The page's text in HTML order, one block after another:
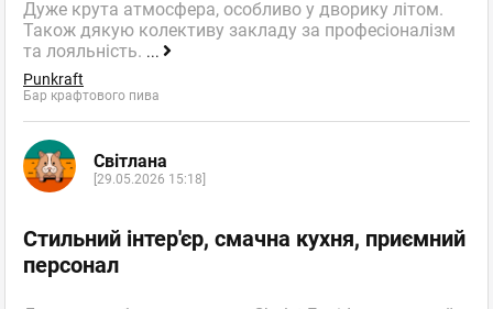
Дуже крута атмосфера, особливо у дворику літом.
Також дякую колективу закладу за професіоналізм
та лояльність. ...
Punkraft
Бар крафтового пива
Світлана
[29.05.2026 15:18]
Стильний інтер'єр, смачна кухня, приємний
персонал